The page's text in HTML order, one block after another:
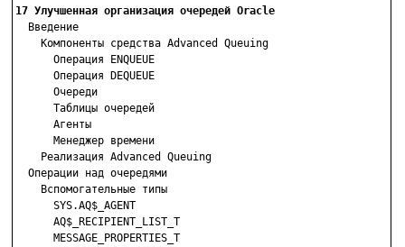
17 Улучшенная организация очередей Oracle
Введение
    Компоненты средства Advanced Queuing
      Операция ENQUEUE
      Операция DEQUEUE
      Очереди
      Таблицы очередей
      Агенты
      Менеджер времени
    Реализация Advanced Queuing
  Операции над очередями
    Вспомогательные типы
      SYS.AQ$_AGENT
      AQ$_RECIPIENT_LIST_T
      MESSAGE_PROPERTIES_T